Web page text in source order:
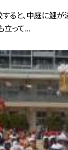
ると、中庭に鯉が
立って...